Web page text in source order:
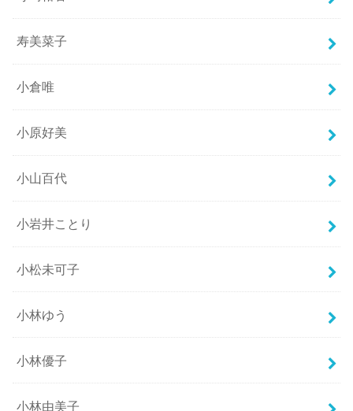
寿美菜子
小倉唯
小原好美
小山百代
小岩井ことり
小松未可子
小林ゆう
小林優子
小林由美子